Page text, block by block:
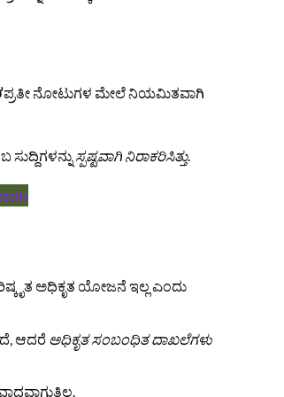
ಪ್ರತೀ ನೋಟುಗಳ ಮೇಲೆ ನಿಯಮಿತವಾಗಿ
ಸ್ಪಷ್ಟವಾಗಿ ನಿರಾಕರಿಸಿತ್ತು.
ಅಧಿಕೃತ ಯೋಜನೆ ಇಲ್ಲ ಎಂದು
ಆದರೆ ಅಧಿಕೃತ ಸಂಬಂಧಿತ ದಾಖಲೆಗಳು